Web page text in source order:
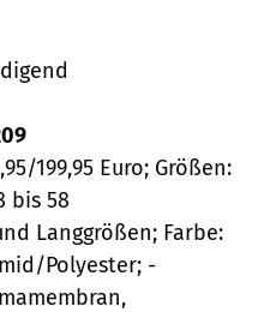
199,95 Euro; Größen:
bis 58
Langgrößen; Farbe:
Polyester; -